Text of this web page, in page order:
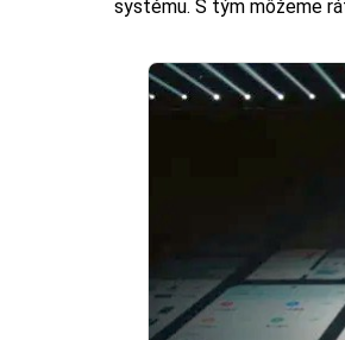
systému. S tým môžeme